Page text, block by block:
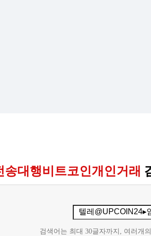
대행비트코인개인거래
검색어는 최대 30글자까지, 여러개